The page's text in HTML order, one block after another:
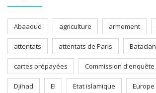
Abaaoud agriculture armement
attentats attentats de Paris Bataclan
cartes prépayées Commission d'enquête
Djihad EI Etat islamique Europe